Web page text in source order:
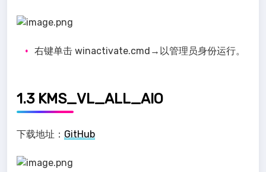
右键单击 winactivate.cmd→以管理员身份运行。
1.3 KMS_VL_ALL_AIO
下载地址： GitHub